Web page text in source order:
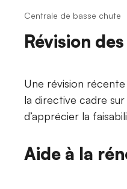
Centrale de basse chute
Révision
Une révision
la directive cadre
d’apprécier la
Aide à la